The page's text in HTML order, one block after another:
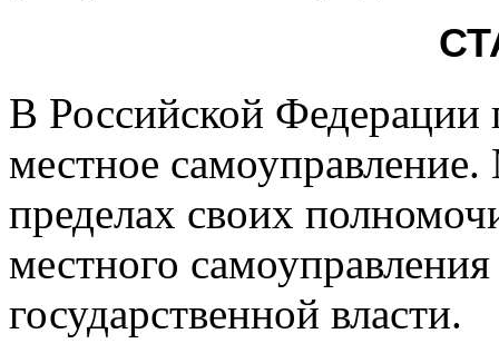
В Российской Федерации
местное
пределах своих
местного
государственной власти.